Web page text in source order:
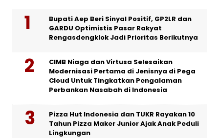
Bupati Aep Beri Sinyal Positif, GP2LR dan
GARDU Optimistis Pasar Rakyat
Rengasdengklok Jadi Prioritas Berikutnya
CIMB Niaga dan Virtusa Selesaikan
Modernisasi Pertama di Jenisnya di Pega
Cloud Untuk Tingkatkan Pengalaman
Perbankan Nasabah di Indonesia
Pizza Hut Indonesia dan TUKR Rayakan 10
Tahun Pizza Maker Junior Ajak Anak Peduli
Lingkungan